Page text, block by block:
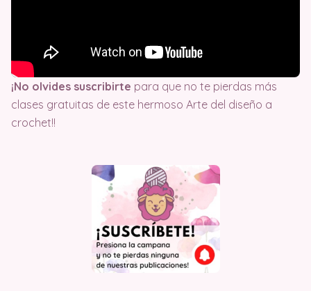
¡No olvides suscribirte para que no te pierdas más
clases gratuitas de este hermoso Arte del diseño a
crochet!!